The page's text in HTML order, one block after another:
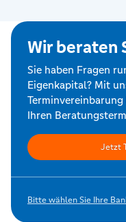
Wir beraten
Sie haben Fragen
Eigenkapital? Mit
Ihren
Jetzt
Bitte wählen Sie Ihre